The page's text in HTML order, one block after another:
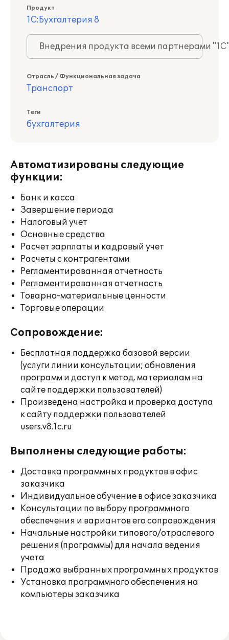
Продукт
1С:Бухгалтерия 8
Внедрения продукта всеми партнерами
Отрасль / Функциональная задача
Транспорт
Теги
бухгалтерия
Автоматизированы следующие
функции:
Банк и касса
Завершение периода
Налоговый учет
Основные средства
Расчет зарплаты и кадровый учет
Расчеты с контрагентами
Регламентированная отчетность
Регламентированная отчетность
Товарно-материальные ценности
Торговые операции
Сопровождение:
Бесплатная поддержка базовой версии
(услуги линии консультации; обновления
программ и доступ к метод. материалам на
сайте поддержки пользователей)
Произведена настройка и проверка доступа
к сайту поддержки пользователей
users.v8.1c.ru
Выполнены следующие работы:
Доставка программных продуктов в офис
заказчика
Индивидуальное обучение в офисе заказчика
Консультации по выбору программного
обеспечения и вариантов его сопровождения
Начальные настройки типового/отраслевого
решения (программы) для начала ведения
учета
Продажа выбранных программных продуктов
Установка программного обеспечения на
компьютеры заказчика